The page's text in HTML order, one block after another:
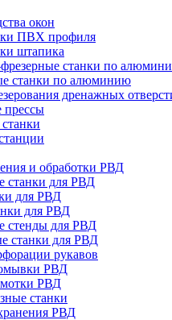
окон
ПВХ профиля
штапика
станки по
станки по алюминию
дренажных
прессы
и обработки РВД
станки для РВД
для РВД
для РВД
стенды для РВД
станки для РВД
рукавов
РВД
РВД
станки
РВД